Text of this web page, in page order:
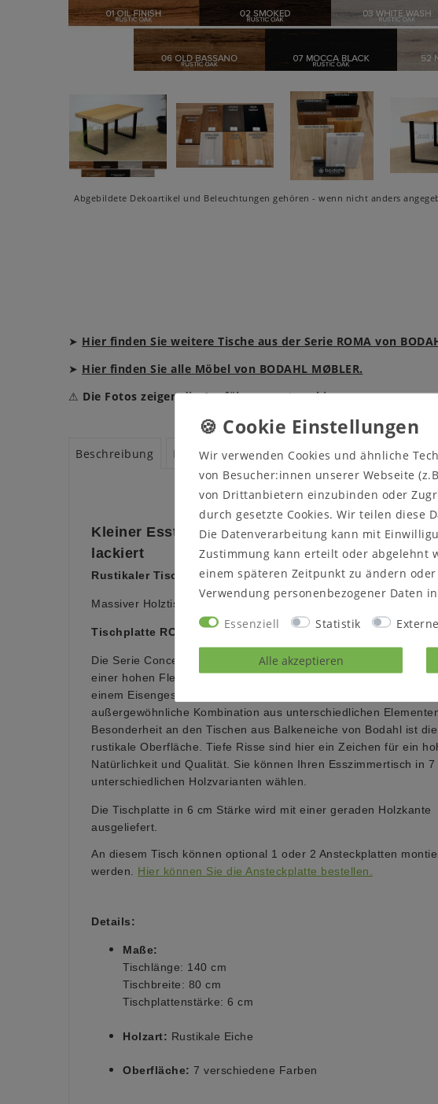
Abgebildete Dekoartikel und Beleuchtungen gehören - wenn nicht anders
➤ Hier finden Sie weitere Tische aus der Serie ROMA von
➤ Hier finden Sie alle Möbel von BODAHL MØBLER.
⚠ Die Fotos zeigen die Ausführung natura bianca.
Beschreibung Pflegemittel/Zubehör Prospekte
Kleiner Esstisch 140x80 mit geraden Kanten
lackiert
Rustikaler Tisch mit gerader Tischkante
Massiver Holztisch vom dänischen Hersteller Bodahl Möbel
Tischplatte ROMA mit Tischgestell LUTON
Die Serie Concept 4 You kann aufgrund der unterschiedlichen
einer hohen Flexibilität glänzen. Die massive Tischplatte sitzt auf
einem Eisengestell im Industrie Look und sorgt damit für eine
außergewöhnliche Kombination aus unterschiedlichen
Besonderheit an den Tischen aus Balkeneiche von Bodahl ist
rustikale Oberfläche. Tiefe Risse sind hier ein Zeichen für ein
Natürlichkeit und Qualität. Sie können Ihren Esszimmertisch in 7
unterschiedlichen Holzvarianten wählen.
Die Tischplatte in 6 cm Stärke wird mit einer geraden Holzkante
ausgeliefert.
An diesem Tisch können optional 1 oder 2 Ansteckplatten
werden. Hier können Sie die Ansteckplatte bestellen.
Details:
Maße:
Tischlänge: 140 cm
Tischbreite: 80 cm
Tischplattenstärke: 6 cm
Holzart: Rustikale Eiche
Oberfläche: 7 verschiedene Farben
Wir verwenden Cookies und ähnliche
von Besucher:innen unserer Webseite
von Drittanbietern einzubinden oder
durch gesetzte Cookies. Wir teilen diese
Die Datenverarbeitung kann mit
Zustimmung kann erteilt oder abgelehnt
einem späteren Zeitpunkt zu ändern
Verwendung personenbezogener Daten
Essenziell Statistik
Alle akzeptieren